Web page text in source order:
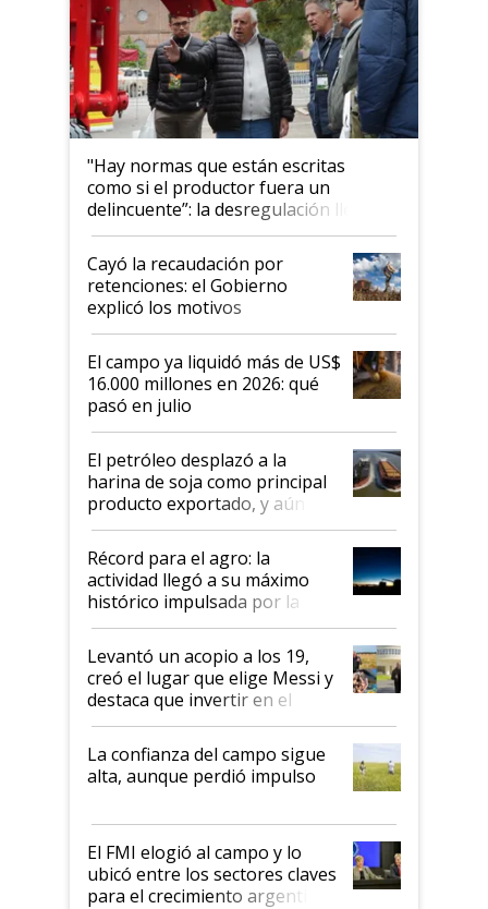
"Hay normas que están escritas
como si el productor fuera un
delincuente”: la desregulación llegó
al Congreso Aapresid y hasta se
habló del financiamiento al IPCVA
Cayó la recaudación por
retenciones: el Gobierno
explicó los motivos
El campo ya liquidó más de US$
16.000 millones en 2026: qué
pasó en julio
El petróleo desplazó a la
harina de soja como principal
producto exportado, y aún así
el agro aportó casi seis de cada
diez dólares y sostuvo el
liderazgo en un semestre
récord
Récord para el agro: la
actividad llegó a su máximo
histórico impulsada por la
cosecha y las exportaciones
Levantó un acopio a los 19,
creó el lugar que elige Messi y
destaca que invertir en el
kirchnerismo era como "darle
plata a un hijo para droga":
Juan Félix Rossetti, el libertario
que de una dura crisis salió
de Milei
La confianza del campo sigue
alta, aunque perdió impulso
El FMI elogió al campo y lo
ubicó entre los sectores claves
para el crecimiento argentino